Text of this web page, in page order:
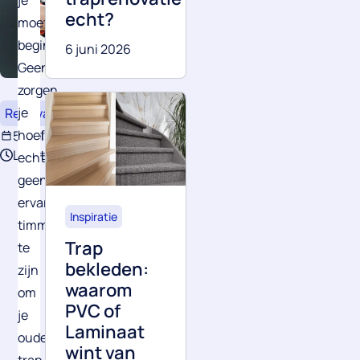
Renovatie Tips
draad
5 mei 2025
Leestijd: 1 minuut
moet
beginnen?
Geen
zorgen,
je
hoeft
echt
geen
ervaren
timmerman
te
zijn
om
je
oude
echt?
6 juni 2026
Trap
bekleden:
waarom
PVC of
Laminaat
wint van
Inspiratie